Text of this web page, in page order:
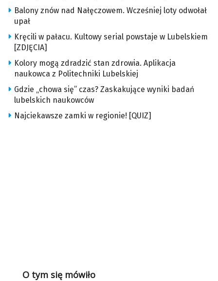
Balony znów nad Nałęczowem. Wcześniej loty odwołał
upał
Kręcili w pałacu. Kultowy serial powstaje w Lubelskiem
[ZDJĘCIA]
Kolory mogą zdradzić stan zdrowia. Aplikacja
naukowca z Politechniki Lubelskiej
Gdzie „chowa się” czas? Zaskakujące wyniki badań
lubelskich naukowców
Najciekawsze zamki w regionie! [QUIZ]
O tym się mówiło